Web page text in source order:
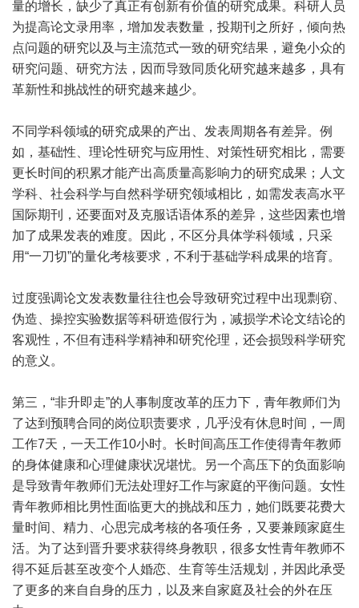
量的增长，缺少了真正有创新有价值的研究成果。科研人员
为提高论文录用率，增加发表数量，投期刊之所好，倾向热
点问题的研究以及与主流范式一致的研究结果，避免小众的
研究问题、研究方法，因而导致同质化研究越来越多，具有
革新性和挑战性的研究越来越少。
不同学科领域的研究成果的产出、发表周期各有差异。例
如，基础性、理论性研究与应用性、对策性研究相比，需要
更长时间的积累才能产出高质量高影响力的研究成果；人文
学科、社会科学与自然科学研究领域相比，如需发表高水平
国际期刊，还要面对及克服话语体系的差异，这些因素也增
加了成果发表的难度。因此，不区分具体学科领域，只采
用“一刀切”的量化考核要求，不利于基础学科成果的培育。
过度强调论文发表数量往往也会导致研究过程中出现剽窃、
伪造、操控实验数据等科研造假行为，减损学术论文结论的
客观性，不但有违科学精神和研究伦理，还会损毁科学研究
的意义。
第三，“非升即走”的人事制度改革的压力下，青年教师们为
了达到预聘合同的岗位职责要求，几乎没有休息时间，一周
工作7天，一天工作10小时。长时间高压工作使得青年教师
的身体健康和心理健康状况堪忧。另一个高压下的负面影响
是导致青年教师们无法处理好工作与家庭的平衡问题。女性
青年教师相比男性面临更大的挑战和压力，她们既要花费大
量时间、精力、心思完成考核的各项任务，又要兼顾家庭生
活。为了达到晋升要求获得终身教职，很多女性青年教师不
得不延后甚至改变个人婚恋、生育等生活规划，并因此承受
了更多的来自自身的压力，以及来自家庭及社会的外在压